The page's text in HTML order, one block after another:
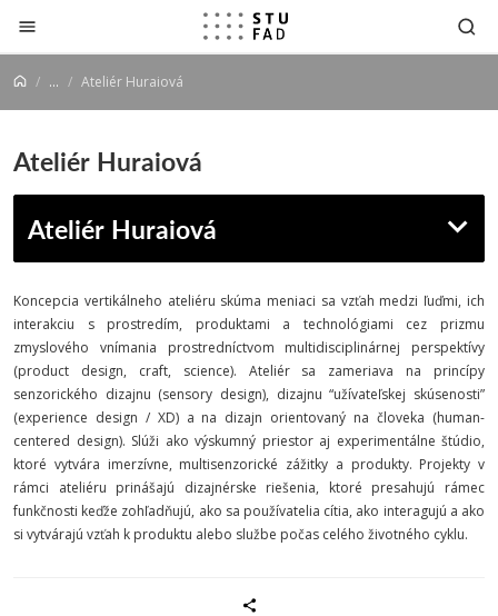
Prejsť na obsah
... Ateliér Huraiová
Ateliér Huraiová
Ateliér Huraiová
Koncepcia vertikálneho ateliéru skúma meniaci sa vzťah medzi ľuďmi, ich
interakciu s prostredím, produktami a technológiami cez prizmu
zmyslového vnímania prostredníctvom multidisciplinárnej perspektívy
(product design, craft, science). Ateliér sa zameriava na princípy
senzorického dizajnu (sensory design), dizajnu “užívateľskej skúsenosti”
(experience design / XD) a na dizajn orientovaný na človeka (human-
centered design). Slúži ako výskumný priestor aj experimentálne štúdio,
ktoré vytvára imerzívne, multisenzorické zážitky a produkty. Projekty v
rámci ateliéru prinášajú dizajnérske riešenia, ktoré presahujú rámec
funkčnosti keďže zohľadňujú, ako sa používatelia cítia, ako interagujú a ako
si vytvárajú vzťah k produktu alebo službe počas celého životného cyklu.